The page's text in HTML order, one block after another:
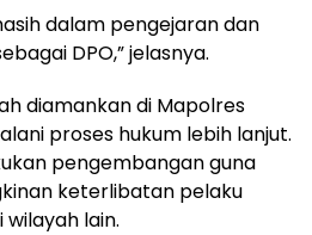
dalam pengejaran dan
DPO,” jelasnya.
diamankan di Mapolres
proses hukum lebih lanjut.
pengembangan guna
keterlibatan pelaku
lain.